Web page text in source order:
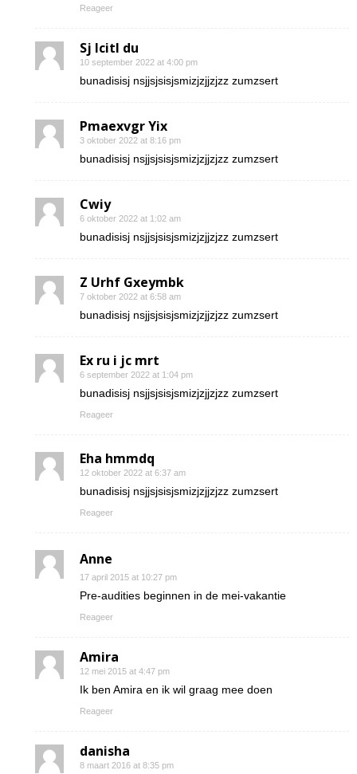
Reageer
Sj Icitl du
10 september 2022 at 4:00 pm
bunadisisj nsjjsjsisjsmizjzjjzjzz zumzsert
Pmaexvgr Yix
3 oktober 2022 at 8:16 pm
bunadisisj nsjjsjsisjsmizjzjjzjzz zumzsert
Cwiy
6 oktober 2022 at 1:02 am
bunadisisj nsjjsjsisjsmizjzjjzjzz zumzsert
Z Urhf Gxeymbk
7 oktober 2022 at 6:58 am
bunadisisj nsjjsjsisjsmizjzjjzjzz zumzsert
Ex ru i jc mrt
6 september 2022 at 1:04 pm
bunadisisj nsjjsjsisjsmizjzjjzjzz zumzsert
Reageer
Eha hmmdq
12 oktober 2022 at 6:37 am
bunadisisj nsjjsjsisjsmizjzjjzjzz zumzsert
Reageer
Anne
17 april 2015 at 10:27 pm
Pre-audities beginnen in de mei-vakantie
Reageer
Amira
12 mei 2015 at 4:47 pm
Ik ben Amira en ik wil graag mee doen
Reageer
danisha
8 maart 2016 at 8:35 pm